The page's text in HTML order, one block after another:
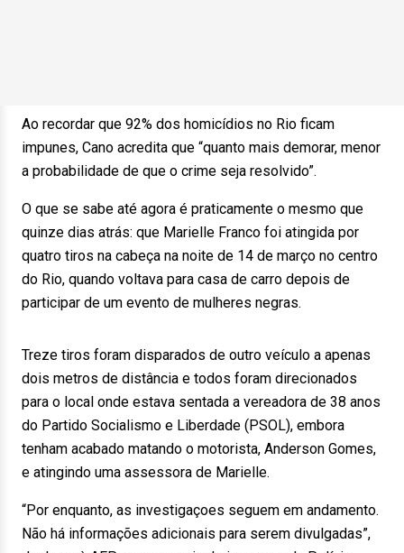
Ao recordar que 92% dos homicídios no Rio ficam
impunes, Cano acredita que “quanto mais demorar, menor
a probabilidade de que o crime seja resolvido”.
O que se sabe até agora é praticamente o mesmo que
quinze dias atrás: que Marielle Franco foi atingida por
quatro tiros na cabeça na noite de 14 de março no centro
do Rio, quando voltava para casa de carro depois de
participar de um evento de mulheres negras.
Treze tiros foram disparados de outro veículo a apenas
dois metros de distância e todos foram direcionados
para o local onde estava sentada a vereadora de 38 anos
do Partido Socialismo e Liberdade (PSOL), embora
tenham acabado matando o motorista, Anderson Gomes,
e atingindo uma assessora de Marielle.
“Por enquanto, as investigaçoes seguem em andamento.
Não há informações adicionais para serem divulgadas”,